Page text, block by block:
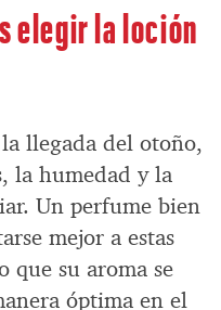
elegir la loción
llegada del otoño,
la humedad y la
Un perfume bien
mejor a estas
que su aroma se
óptima en el